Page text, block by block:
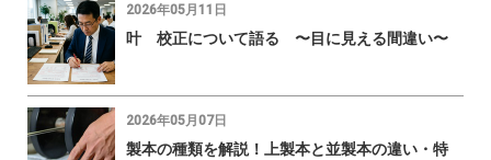
2026年05月11日
叶 校正について語る 〜目に見える間違い〜
2026年05月07日
製本の種類を解説！上製本と並製本の違い・特